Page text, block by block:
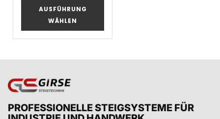
AUSFÜHRUNG
WÄHLEN
PROFESSIONELLE STEIGSYSTEME FÜR